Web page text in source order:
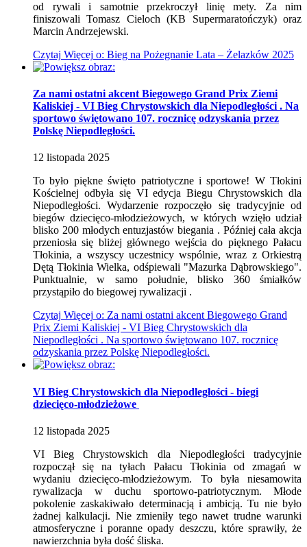
od rywali i samotnie przekroczył linię mety. Za nim
finiszowali Tomasz Cieloch (KB Supermaratończyk) oraz
Marcin Andrzejewski.
Czytaj Więcej o: Bieg na Pożegnanie Lata – Żelazków 2025
Za nami ostatni akcent Biegowego Grand Prix Ziemi
Kaliskiej - VI Bieg Chrystowskich dla Niepodległości . Na
sportowo świętowano 107. rocznicę odzyskania przez
Polskę Niepodległości.
12 listopada 2025
To było piękne święto patriotyczne i sportowe! W Tłokini
Kościelnej odbyła się VI edycja Biegu Chrystowskich dla
Niepodległości. Wydarzenie rozpoczęło się tradycyjnie od
biegów dziecięco-młodzieżowych, w których wzięło udział
blisko 200 młodych entuzjastów biegania . Później cała akcja
przeniosła się bliżej głównego wejścia do pięknego Pałacu
Tłokinia, a wszyscy uczestnicy wspólnie, wraz z Orkiestrą
Dętą Tłokinia Wielka, odśpiewali "Mazurka Dąbrowskiego".
Punktualnie, w samo południe, blisko 360 śmiałków
przystąpiło do biegowej rywalizacji .
Czytaj Więcej o: Za nami ostatni akcent Biegowego Grand
Prix Ziemi Kaliskiej - VI Bieg Chrystowskich dla
Niepodległości . Na sportowo świętowano 107. rocznicę
odzyskania przez Polskę Niepodległości.
VI Bieg Chrystowskich dla Niepodległości - biegi
dziecięco-młodzieżowe
12 listopada 2025
VI Bieg Chrystowskich dla Niepodległości tradycyjnie
rozpoczął się na tyłach Pałacu Tłokinia od zmagań w
wydaniu dziecięco-młodzieżowym. To była niesamowita
rywalizacja w duchu sportowo-patriotycznym. Młode
pokolenie zaskakiwało determinacją i ambicją. Tu nie było
żadnej kalkulacji. Nie zmieniły tego nawet trudne warunki
atmosferyczne i poranne opady deszczu, które sprawiły, że
nawierzchnia była dość śliska.